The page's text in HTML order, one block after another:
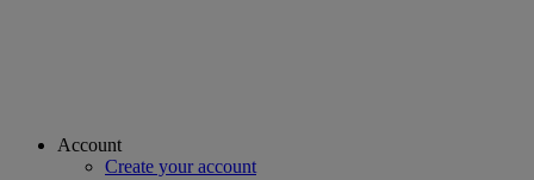
Account
Create your account